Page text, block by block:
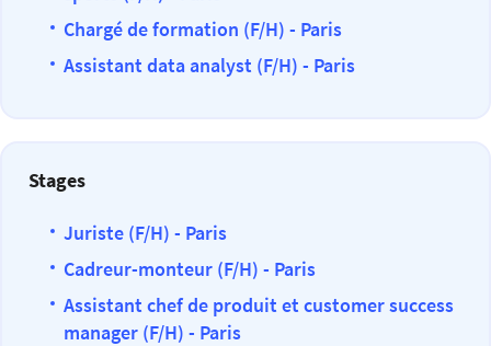
Chargé de formation (F/H) - Paris
Assistant data analyst (F/H) - Paris
Stages
Juriste (F/H) - Paris
Cadreur-monteur (F/H) - Paris
Assistant chef de produit et customer success
manager (F/H) - Paris